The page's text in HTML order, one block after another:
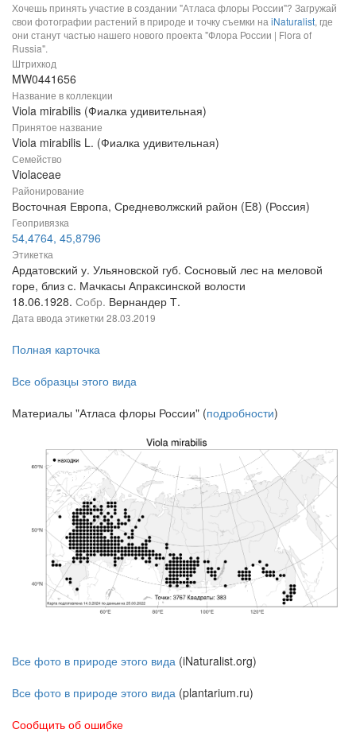
Хочешь принять участие в создании "Атласа флоры России"? Загружай
свои фотографии растений в природе и точку съемки на iNaturalist, где
они станут частью нашего нового проекта "Флора России | Flora of
Russia".
Штрихкод
MW0441656
Название в коллекции
Viola mirabilis (Фиалка удивительная)
Принятое название
Viola mirabilis L. (Фиалка удивительная)
Семейство
Violaceae
Районирование
Восточная Европа, Средневолжский район (E8) (Россия)
Геопривязка
54,4764, 45,8796
Этикетка
Ардатовский у. Ульяновской губ. Сосновый лес на меловой
горе, близ с. Мачкасы Апраксинской волости
18.06.1928. Собр. Вернандер Т.
Дата ввода этикетки 28.03.2019
Полная карточка
Все образцы этого вида
Материалы "Атласа флоры России" (подробности)
Все фото в природе этого вида (iNaturalist.org)
Все фото в природе этого вида (plantarium.ru)
Сообщить об ошибке